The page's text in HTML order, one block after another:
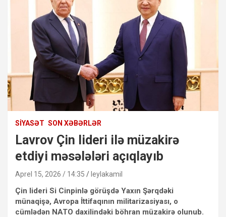
SIYASƏT SON XƏBƏRLƏR
Lavrov Çin lideri ilə müzakirə
etdiyi məsələləri açıqlayıb
Aprel 15, 2026 / 14:35 leylakamil
Çin lideri Si Cinpinlə görüşdə Yaxın Şərqdəki
münaqişə, Avropa İttifaqının militarizasiyası, o
cümlədən NATO daxilindəki böhran müzakirə olunub.